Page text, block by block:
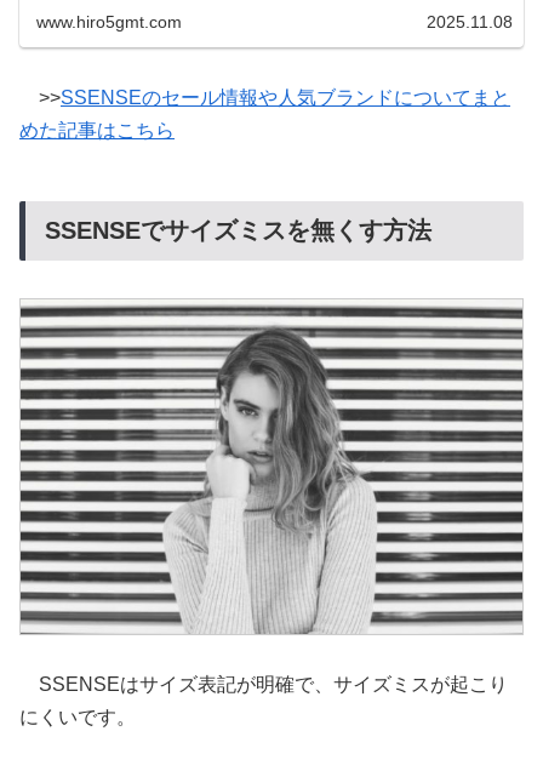
www.hiro5gmt.com 2025.11.08
>>SSENSEのセール情報や人気ブランドについてまと
めた記事はこちら
SSENSEでサイズミスを無くす方法
SSENSEはサイズ表記が明確で、サイズミスが起こり
にくいです。